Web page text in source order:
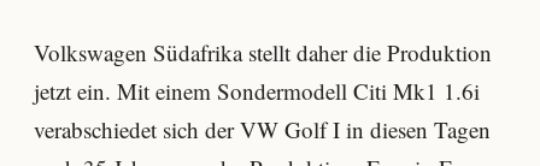
Volkswagen Südafrika stellt daher die Produktion
jetzt ein. Mit einem Sondermodell Citi Mk1 1.6i
verabschiedet sich der VW Golf I in diesen Tagen